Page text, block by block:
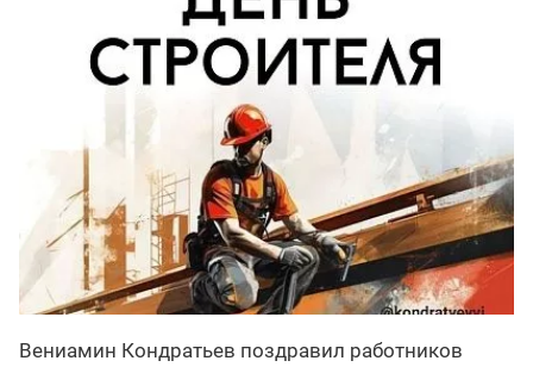
Вениамин Кондратьев поздравил работников